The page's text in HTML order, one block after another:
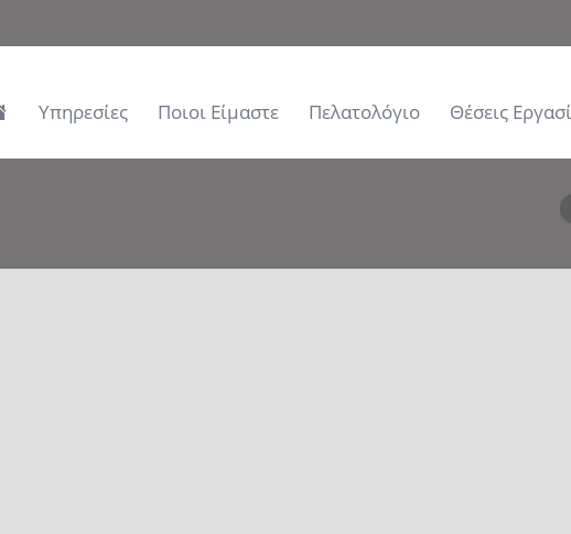
Αρχική
Υπηρεσίες Ποιοι Είμαστε Πελατολόγιο Θέσεις